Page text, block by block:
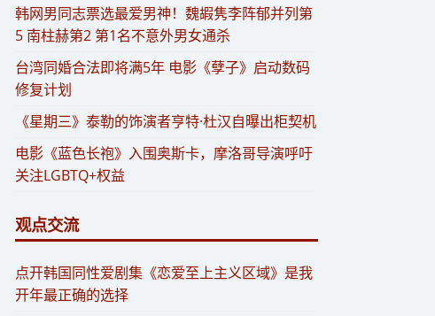
​韩网男同志票选最爱男神！魏嘏隽李阵郁并列第
5 南柱赫第2 第1名不意外男女通杀
​台湾同婚合法即将满5年 电影《孽子》启动数码
修复计划
《星期三》泰勒的饰演者亨特·杜汉自曝出柜契机
电影《蓝色长袍》入围奥斯卡，摩洛哥导演呼吁
关注LGBTQ+权益
观点交流
​点开韩国同性爱剧集《恋爱至上主义区域》是我
开年最正确的选择